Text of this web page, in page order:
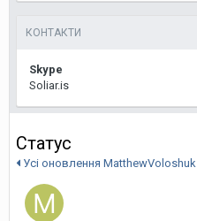
КОНТАКТИ
Skype
Soliar.is
Статус
Усі оновлення MatthewVoloshuk